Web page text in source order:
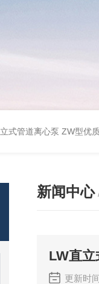
式管道离心泵 ZW型优
新闻中心
LW直
更新时